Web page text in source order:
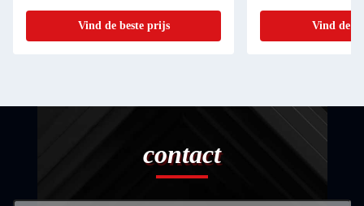
vervaardiging
Vind de beste prijs
Vind de
contact